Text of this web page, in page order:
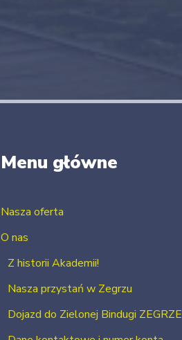
Menu główne
Nasza oferta
O nas
Z historii Akademii!
Nasza przystań w Zegrzu
Dojazd do Zielonej Bindugi ZEGRZE